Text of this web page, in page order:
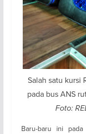
Salah satu kursi
pada bus ANS
Foto:
Baru-baru ini